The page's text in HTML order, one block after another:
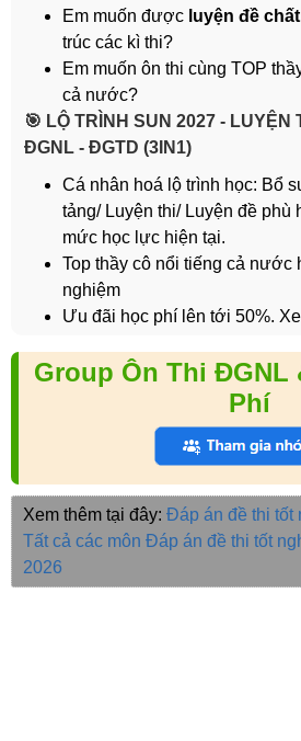
Em muốn được luyện đề
trúc các kì thi?
Em muốn ôn thi cùng TOP
cả nước?
️🎯 LỘ TRÌNH SUN 2027 - LUYỆN
ĐGNL - ĐGTD (3IN1)
Cá nhân hoá lộ trình học: Bổ
tảng/ Luyện thi/ Luyện đề phù
mức học lực hiện tại.
Top thầy cô nổi tiếng cả nước
nghiệm
Ưu đãi học phí lên tới 50%.
Group Ôn Thi ĐGNL
Phí
Xem thêm tại đây: Đáp án đề thi tốt
Tất cả các môn Đáp án đề thi tốt
2026